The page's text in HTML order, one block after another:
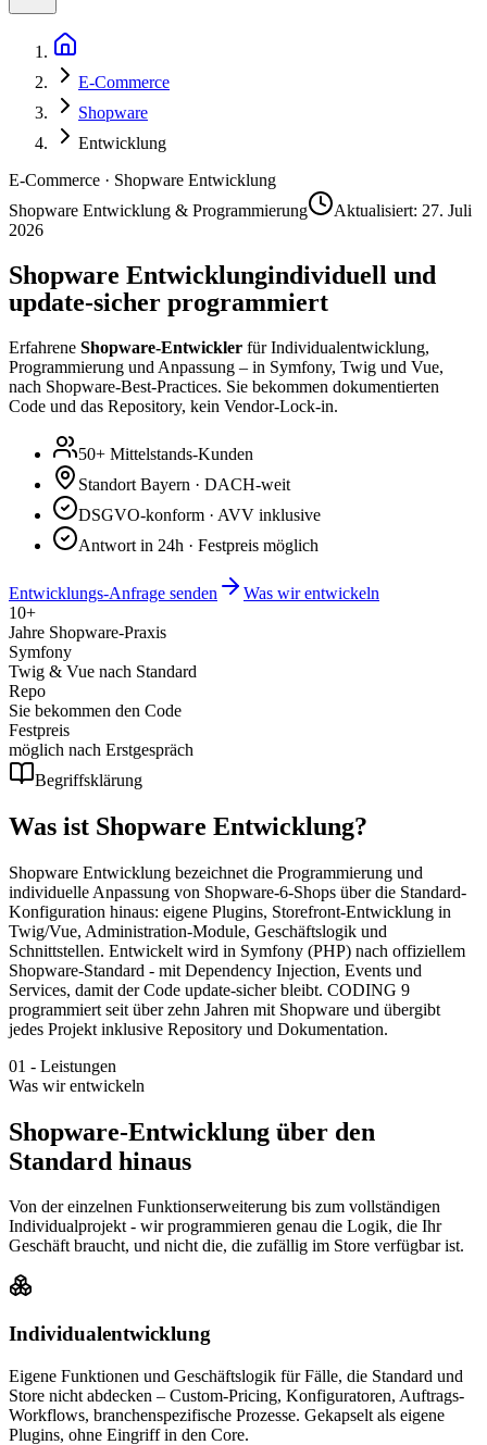
E-Commerce
Shopware
Entwicklung
E-Commerce · Shopware Entwicklung
Shopware Entwicklung & Programmierung
Aktualisiert: 27. Juli
2026
Shopware Entwicklungindividuell und
update-sicher programmiert
Erfahrene Shopware-Entwickler für Individualentwicklung,
Programmierung und Anpassung – in Symfony, Twig und Vue,
nach Shopware-Best-Practices. Sie bekommen dokumentierten
Code und das Repository, kein Vendor-Lock-in.
50+ Mittelstands-Kunden
Standort Bayern · DACH-weit
DSGVO-konform · AVV inklusive
Antwort in 24h · Festpreis möglich
Entwicklungs-Anfrage senden
Was wir entwickeln
10+
Jahre Shopware-Praxis
Symfony
Twig & Vue nach Standard
Repo
Sie bekommen den Code
Festpreis
möglich nach Erstgespräch
Begriffsklärung
Was ist Shopware Entwicklung?
Shopware Entwicklung bezeichnet die Programmierung und
individuelle Anpassung von Shopware-6-Shops über die Standard-
Konfiguration hinaus: eigene Plugins, Storefront-Entwicklung in
Twig/Vue, Administration-Module, Geschäftslogik und
Schnittstellen. Entwickelt wird in Symfony (PHP) nach offiziellem
Shopware-Standard - mit Dependency Injection, Events und
Services, damit der Code update-sicher bleibt. CODING 9
programmiert seit über zehn Jahren mit Shopware und übergibt
jedes Projekt inklusive Repository und Dokumentation.
01 - Leistungen
Was wir entwickeln
Shopware-Entwicklung über den
Standard hinaus
Von der einzelnen Funktionserweiterung bis zum vollständigen
Individualprojekt - wir programmieren genau die Logik, die Ihr
Geschäft braucht, und nicht die, die zufällig im Store verfügbar ist.
Individualentwicklung
Eigene Funktionen und Geschäftslogik für Fälle, die Standard und
Store nicht abdecken – Custom-Pricing, Konfiguratoren, Auftrags-
Workflows, branchenspezifische Prozesse. Gekapselt als eigene
Plugins, ohne Eingriff in den Core.